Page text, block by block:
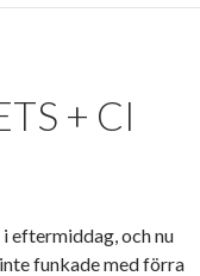
+ CI
eftermiddag, och nu
funkade med förra